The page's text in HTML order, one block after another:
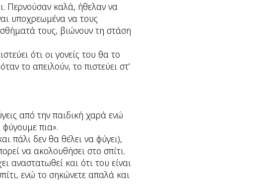
Περνούσαν καλά, ήθελαν να
υποχρεωμένα να τους
τους, βιώνουν τη στάση
ότι οι γονείς του θα το
το απειλούν, το πιστεύει στ’
από την παιδική χαρά ενώ
πια».
πάλι δεν θα θέλει να φύγει),
να ακολουθήσει στο σπίτι.
αναστατωθεί και ότι του είναι
ενώ το σηκώνετε απαλά και